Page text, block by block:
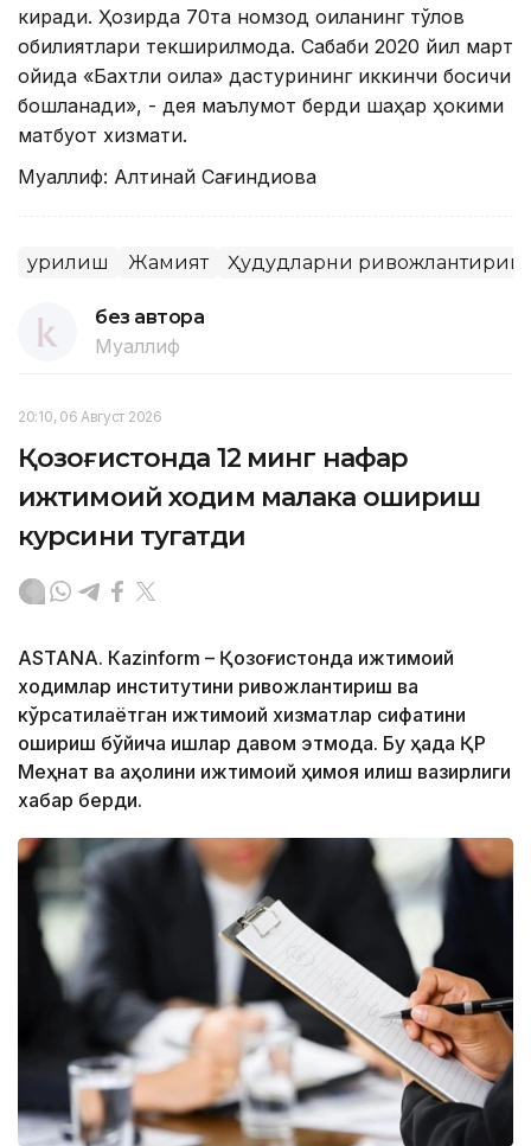
киради. Ҳозирда 70та номзод оиланинг тўлов
қобилиятлари текширилмоқда. Сабаби 2020 йил март
ойида «Бахтли оила» дастурининг иккинчи босқичи
бошланади», - дея маълумот берди шаҳар ҳокими
матбуот хизмати.
Муаллиф: Алтинай Сағиндиқова
Қурилиш Жамият Ҳудудларни ривожлантириш
без автора
Муаллиф
20:10, 06 Август 2026
Қозоғистонда 12 минг нафар
ижтимоий ходим малака ошириш
курсини тугатди
ASTANА. Кazinform – Қозоғистонда ижтимоий
ходимлар институтини ривожлантириш ва
кўрсатилаётган ижтимоий хизматлар сифатини
ошириш бўйича ишлар давом этмоқда. Бу ҳақда ҚР
Меҳнат ва аҳолини ижтимоий ҳимоя қилиш вазирлиги
хабар берди.